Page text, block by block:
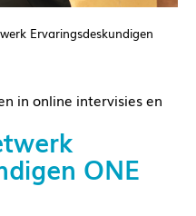
Ervaringsdeskundigen
in online intervisies en
ONE